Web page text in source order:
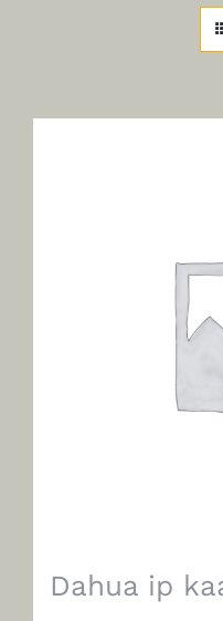
Dahua ip